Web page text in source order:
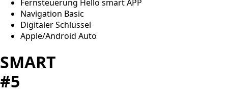
Fernsteuerung Hello smart APP
Navigation Basic
Digitaler Schlüssel
Apple/Android Auto
SMART
#5